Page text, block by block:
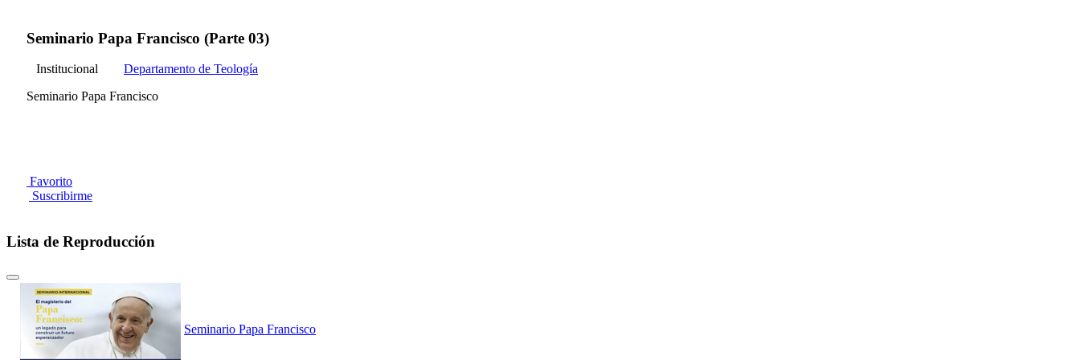
Seminario Papa Francisco (Parte 03)
Institucional
Departamento de Teología
Seminario Papa Francisco
Favorito
Suscribirme
Lista de Reproducción
Seminario Papa Francisco